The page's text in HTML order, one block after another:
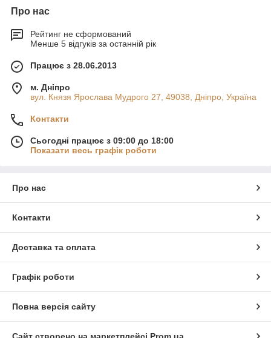
Про нас
Рейтинг не сформований
Менше 5 відгуків за останній рік
Працює з 28.06.2013
м. Дніпро
вул. Князя Ярослава Мудрого 27, 49038, Дніпро, Україна
Контакти
Сьогодні працює з 09:00 до 18:00
Показати весь графік роботи
Про нас
Контакти
Доставка та оплата
Графік роботи
Повна версія сайту